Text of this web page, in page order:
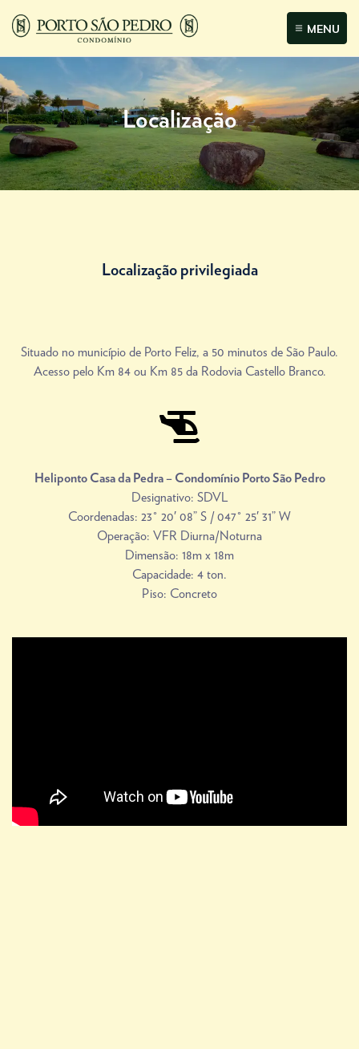
MENU
Localização
Localização privilegiada
Situado no município de Porto Feliz, a 50 minutos de São Paulo.
Acesso pelo Km 84 ou Km 85 da Rodovia Castello Branco.
Heliponto Casa da Pedra – Condomínio Porto São Pedro
Designativo: SDVL
Coordenadas: 23° 20′ 08” S / 047° 25′ 31” W
Operação: VFR Diurna/Noturna
Dimensão: 18m x 18m
Capacidade: 4 ton.
Piso: Concreto